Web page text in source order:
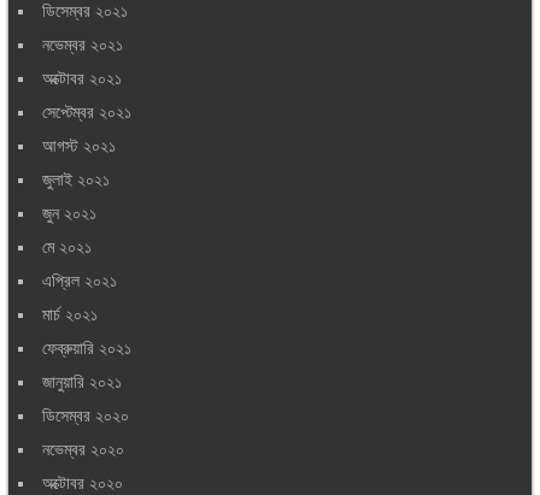
ডিসেম্বর ২০২১
নভেম্বর ২০২১
অক্টোবর ২০২১
সেপ্টেম্বর ২০২১
আগস্ট ২০২১
জুলাই ২০২১
জুন ২০২১
মে ২০২১
এপ্রিল ২০২১
মার্চ ২০২১
ফেব্রুয়ারি ২০২১
জানুয়ারি ২০২১
ডিসেম্বর ২০২০
নভেম্বর ২০২০
অক্টোবর ২০২০